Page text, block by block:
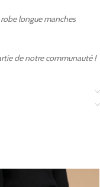
longue manches
de notre communauté !